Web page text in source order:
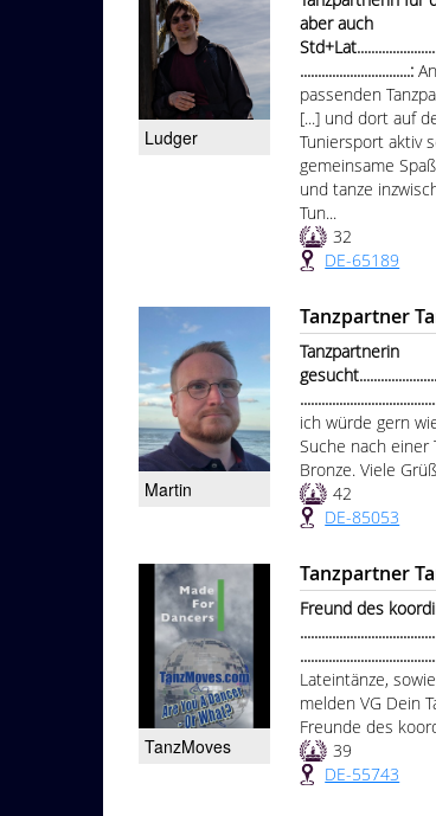
Ludger
aber auch
...............................:
passenden
[...] und dort auf
Tuniersport aktiv
gemeinsame
und tanze
Tun...
32
DE-65189
Martin
Tanzpartner
Tanzpartnerin
ich würde gern
Suche nach einer
Bronze. Viele
42
DE-85053
TanzMoves
Tanzpartner
Freund des
Lateintänze,
melden VG Dein
Freunde des
39
DE-55743